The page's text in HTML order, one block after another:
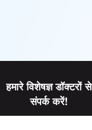
हमारे विशेषज्ञ डॉक्टरों से
संपर्क करें!